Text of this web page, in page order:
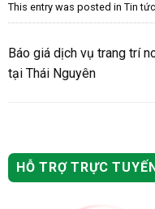
This entry was posted in Tin
Báo giá dịch vụ trang trí
tại Thái Nguyên
HỖ TRỢ TRỰC TUYẾN